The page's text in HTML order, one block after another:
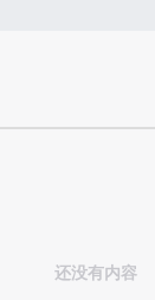
还没有内容